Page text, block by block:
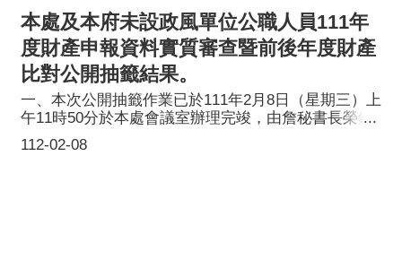
本處及本府未設政風單位公職人員111年
度財產申報資料實質審查暨前後年度財產
比對公開抽籤結果。
112-02-08
一、本次公開抽籤作業已於111年2月8日（星期三）上
午11時50分於本處會議室辦理完竣，由詹秘書長榮鋒
擔任主持人，並邀請本府法務局賴彌鼎局長與人事處
林妙貞處長執行抽籤，本處許志雲處長擔任監察人共